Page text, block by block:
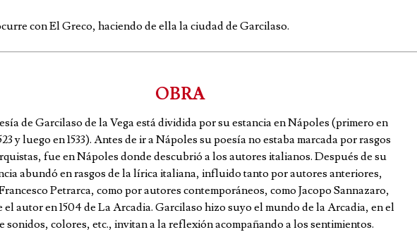
con El Greco, haciendo de ella la ciudad de Garcilaso.
OBRA
de Garcilaso de la Vega está dividida por su estancia en Nápoles (primero en
y luego en 1533). Antes de ir a Nápoles su poesía no estaba marcada por rasgos
fue en Nápoles donde descubrió a los autores italianos. Después de su
abundó en rasgos de la lírica italiana, influido tanto por autores anteriores,
Petrarca, como por autores contemporáneos, como Jacopo Sannazaro,
el autor en 1504 de La Arcadia. Garcilaso hizo suyo el mundo de la Arcadia, en el
sonidos, colores, etc., invitan a la reflexión acompañando a los sentimientos.